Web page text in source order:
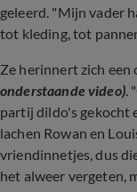
geleerd. "Mijn vader
tot kleding, tot
Ze herinnert zich
onderstaande video).
partij dildo's gekocht
lachen Rowan en
vriendinnetjes, dus
het alweer vergeten,